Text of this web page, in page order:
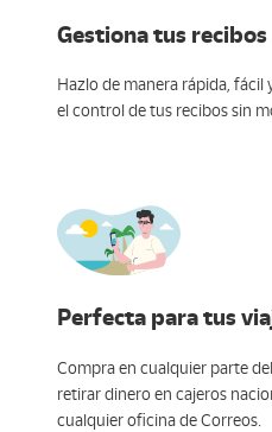
Gestiona tus recibos
Hazlo de manera rápida, fácil
el control de tus recibos sin
Perfecta para tus
Compra en cualquier parte
retirar dinero en cajeros
cualquier oficina de Correos.